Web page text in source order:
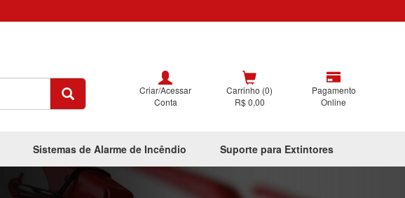
Criar/Acessar
Conta
Carrinho (0)
R$ 0,00
Pagamento
Online
Sistemas de Alarme de Incêndio Suporte para Extintores